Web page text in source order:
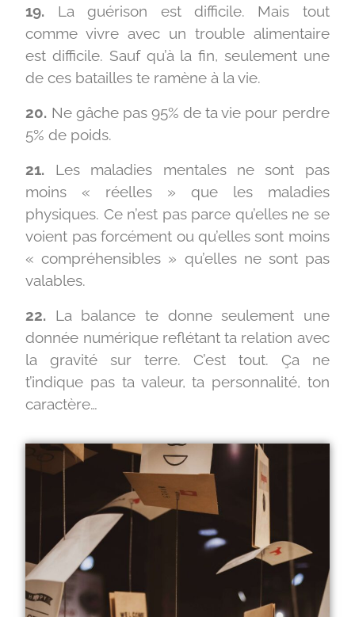
19. La guérison est difficile. Mais tout
comme vivre avec un trouble alimentaire
est difficile. Sauf qu’à la fin, seulement une
de ces batailles te ramène à la vie.
20. Ne gâche pas 95% de ta vie pour perdre
5% de poids.
21. Les maladies mentales ne sont pas
moins « réelles » que les maladies
physiques. Ce n’est pas parce qu’elles ne se
voient pas forcément ou qu’elles sont moins
« compréhensibles » qu’elles ne sont pas
valables.
22. La balance te donne seulement une
donnée numérique reflétant ta relation avec
la gravité sur terre. C’est tout. Ça ne
t’indique pas ta valeur, ta personnalité, ton
caractère…